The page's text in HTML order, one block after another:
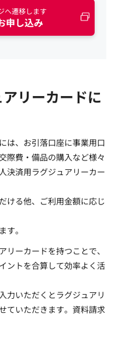
へ遷移します
申し込み
リーカードに
は、お引落口座に事業用口
際費・備品の購入など様々
決済用ラグジュアリーカー
ける他、ご利用金額に応じ
す。
ーカードを持つことで、
ントを合算して効率よく活
力いただくとラグジュアリ
ていただきます。資料請求